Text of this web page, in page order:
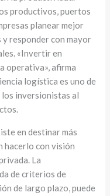
productivos, puertos
planear mejor
responder con mayor
«Invertir en
operativa», afirma
logística es uno de
inversionistas al
en destinar más
hacerlo con visión
La
de criterios de
de largo plazo, puede